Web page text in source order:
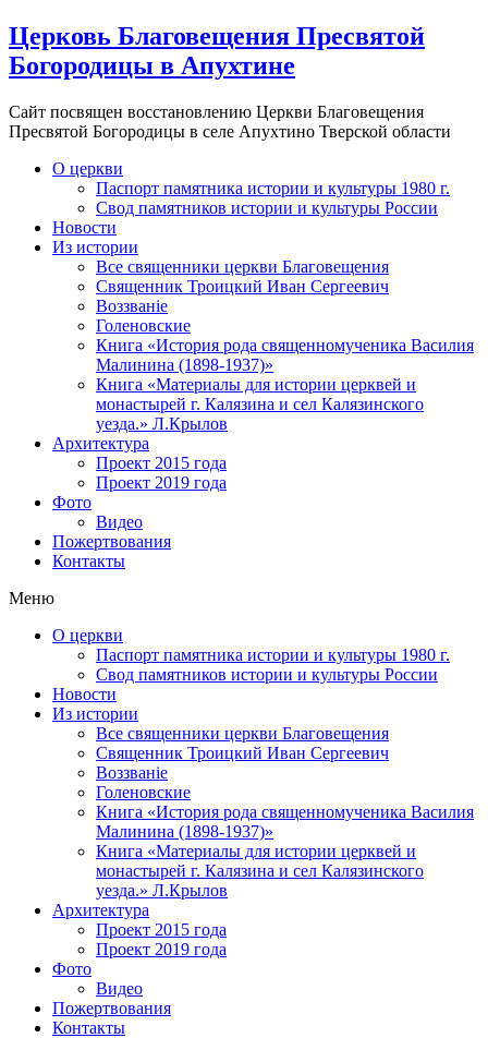
Церковь Благовещения Пресвятой
Богородицы в Апухтине
Сайт посвящен восстановлению Церкви Благовещения
Пресвятой Богородицы в селе Апухтино Тверской области
О церкви
Паспорт памятника истории и культуры 1980 г.
Свод памятников истории и культуры России
Новости
Из истории
Все священники церкви Благовещения
Священник Троицкий Иван Сергеевич
Воззванiе
Голеновские
Книга «История рода священномученика Василия
Малинина (1898-1937)»
Книга «Материалы для истории церквей и
монастырей г. Калязина и сел Калязинского
уезда.» Л.Крылов
Архитектура
Проект 2015 года
Проект 2019 года
Фото
Видео
Пожертвования
Контакты
Меню
О церкви
Паспорт памятника истории и культуры 1980 г.
Свод памятников истории и культуры России
Новости
Из истории
Все священники церкви Благовещения
Священник Троицкий Иван Сергеевич
Воззванiе
Голеновские
Книга «История рода священномученика Василия
Малинина (1898-1937)»
Книга «Материалы для истории церквей и
монастырей г. Калязина и сел Калязинского
уезда.» Л.Крылов
Архитектура
Проект 2015 года
Проект 2019 года
Фото
Видео
Пожертвования
Контакты